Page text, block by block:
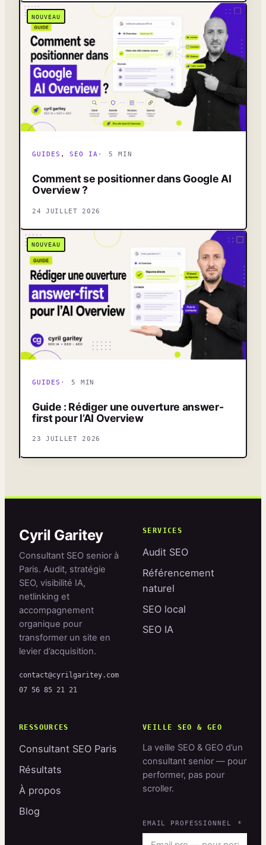
NOUVEAU
GUIDES , SEO IA 5 MIN
Comment se positionner dans Google AI
Overview ?
24 JUILLET 2026
NOUVEAU
GUIDES 5 MIN
Guide : Rédiger une ouverture answer-
first pour l’AI Overview
23 JUILLET 2026
Cyril Garitey
Consultant SEO senior à
Paris. Audit, stratégie
SEO, visibilité IA,
netlinking et
accompagnement
organique pour
transformer un site en
levier d’acquisition.
contact@cyrilgaritey.com
07 56 85 21 21
SERVICES
Audit SEO
Référencement
naturel
SEO local
SEO IA
RESSOURCES
Consultant SEO Paris
Résultats
À propos
Blog
VEILLE SEO & GEO
La veille SEO & GEO d’un
consultant senior — pour
performer, pas pour
scroller.
EMAIL PROFESSIONNEL